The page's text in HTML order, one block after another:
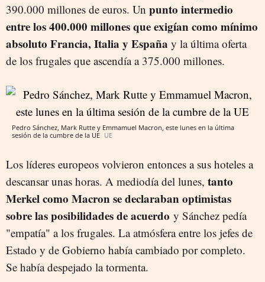
390.000 millones de euros. Un punto intermedio
entre los 400.000 millones que exigían como mínimo
absoluto Francia, Italia y España y la última oferta
de los frugales que ascendía a 375.000 millones.
Pedro Sánchez, Mark Rutte y Emmamuel Macron, este lunes en la última
sesión de la cumbre de la UE UE
Los líderes europeos volvieron entonces a sus hoteles a
descansar unas horas. A mediodía del lunes, tanto
Merkel como Macron se declaraban optimistas
sobre las posibilidades de acuerdo y Sánchez pedía
"empatía" a los frugales. La atmósfera entre los jefes de
Estado y de Gobierno había cambiado por completo.
Se había despejado la tormenta.